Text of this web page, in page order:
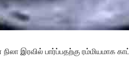
இரவில் பார்ப்பதற்கு ரம்மியமாக